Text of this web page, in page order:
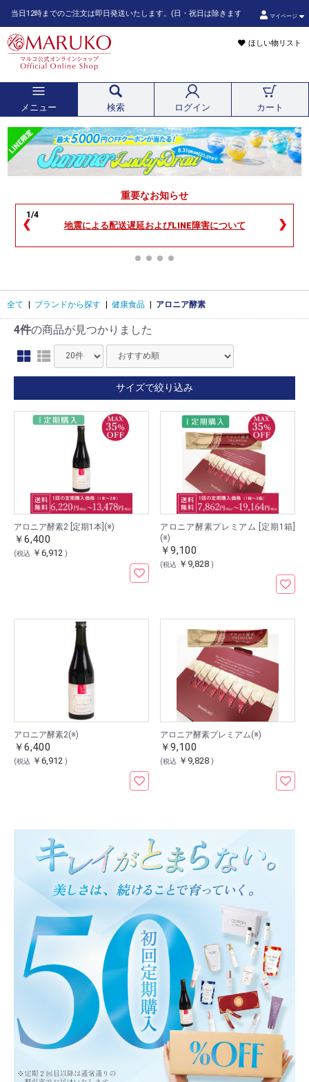
のご注文は即日発送いたします。(日・祝日は除きます。また、ご注文状況によっては
マイページ
ほしい物リスト
メニュー 検索 ログイン カート
重要なお知らせ
1/4
地震による配送遅延およびLINE障害について
❮ ❯
全て | ブランドから探す | 健康食品 | アロニア酵素
4件の商品が見つかりました
サイズで絞り込み
アロニア酵素2 [定期1本](※)
￥6,400
(税込 ￥6,912 )
アロニア酵素プレミアム [定期1箱]
(※)
￥9,100
(税込 ￥9,828 )
アロニア酵素2(※)
￥6,400
(税込 ￥6,912 )
アロニア酵素プレミアム(※)
￥9,100
(税込 ￥9,828 )